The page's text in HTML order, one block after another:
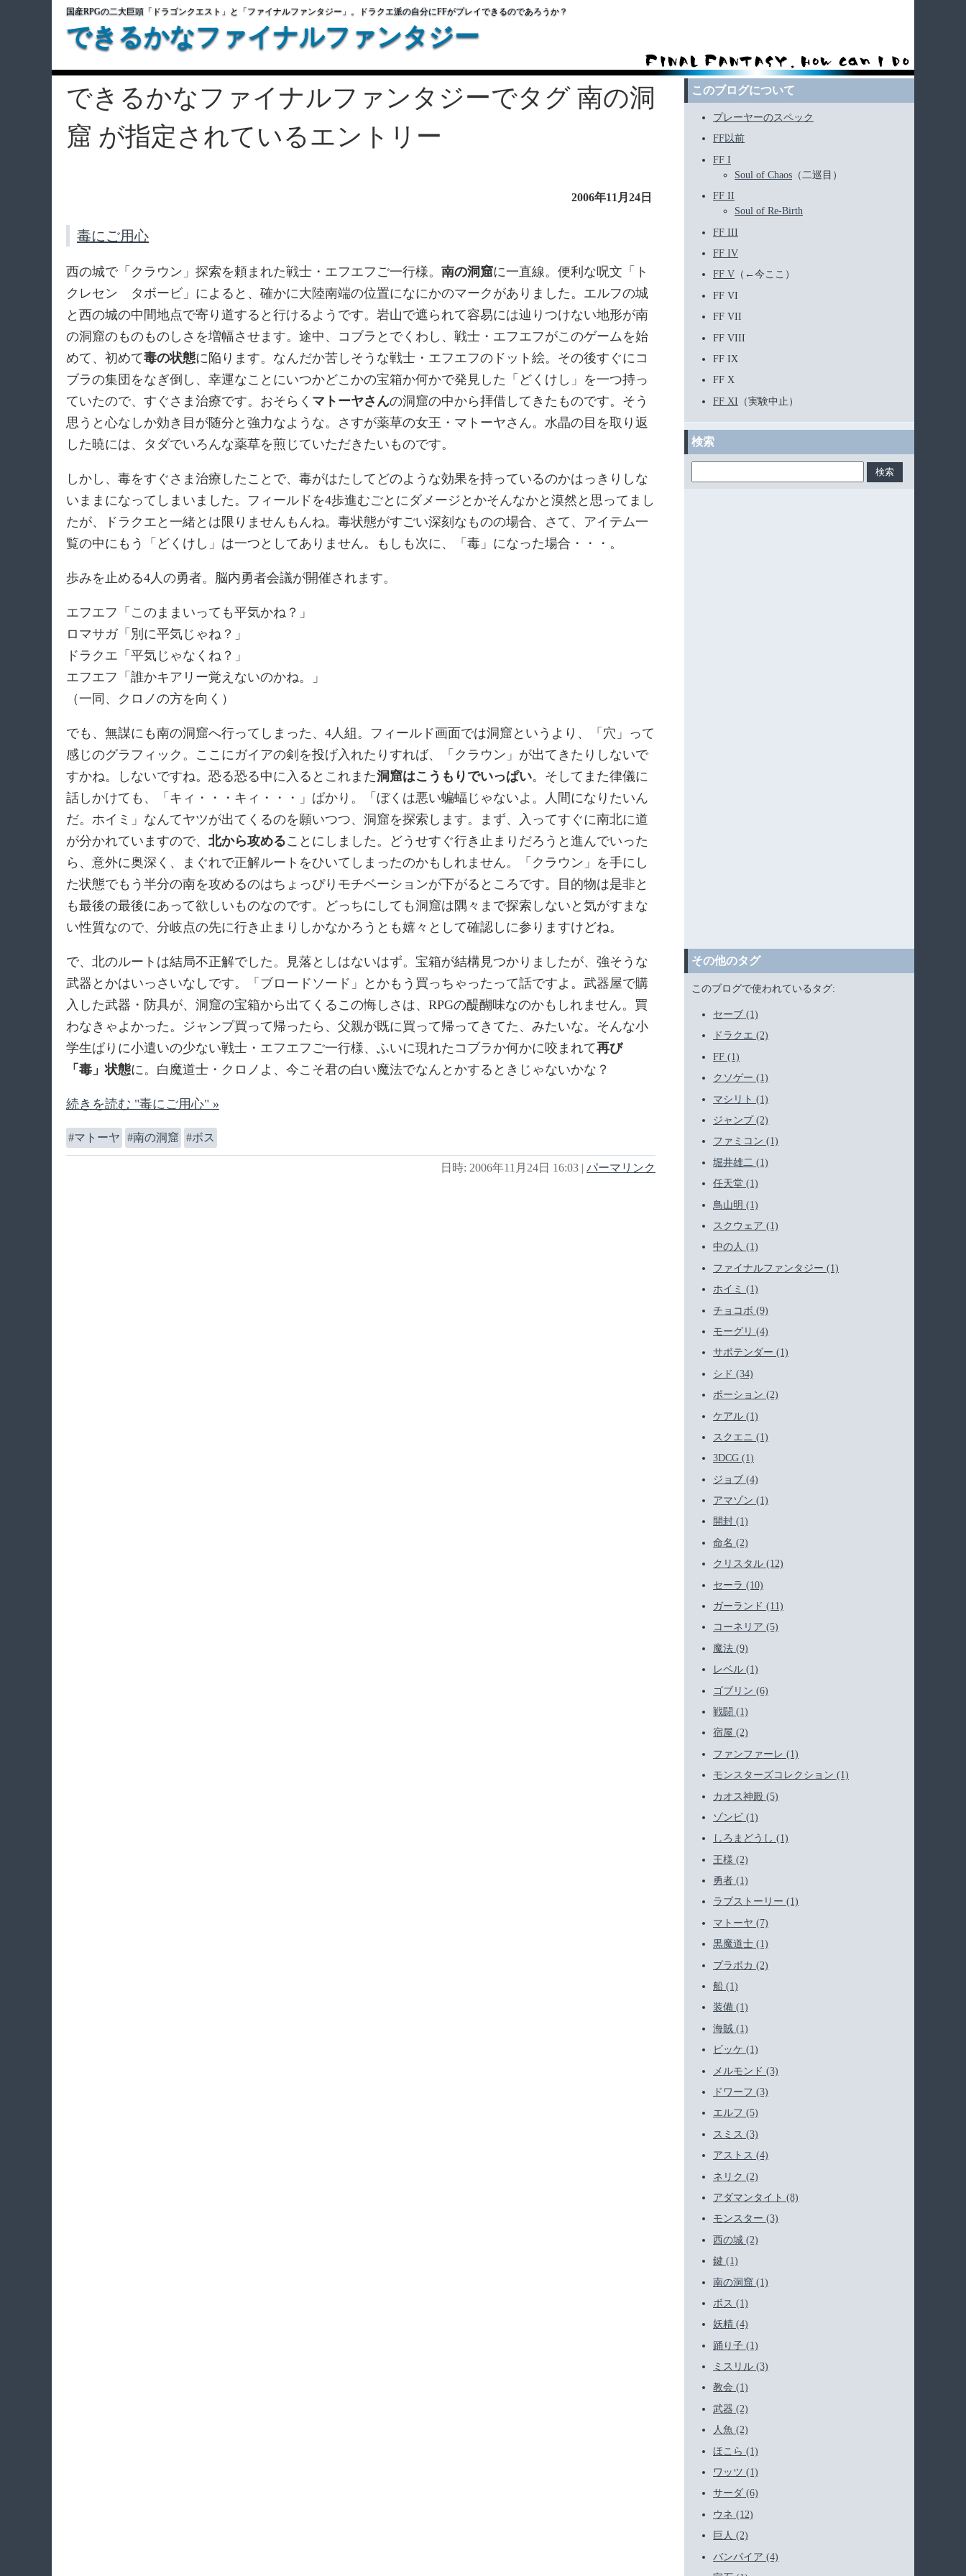
国産RPGの二大巨頭「ドラゴンクエスト」と「ファイナルファンタジー」。ドラクエ派の自分にFFがプレイできるのであろうか？
できるかなファイナルファンタジー
できるかなファイナルファンタジーでタグ 南の洞
窟 が指定されているエントリー
2006年11月24日
毒にご用心
西の城で「クラウン」探索を頼まれた戦士・エフエフご一行様。 南の洞窟に一直線。便利な呪文「ト
クレセン タボービ」によると、確かに大陸南端の位置になにかのマークがありました。エルフの城
と西の城の中間地点で寄り道すると行けるようです。岩山で遮られて容易には辿りつけない地形が南
の洞窟のものものしさを増幅させます。途中、コブラとでくわし、戦士・エフエフがこのゲームを始
めて、初めて毒の状態に陥ります。なんだか苦しそうな戦士・エフエフのドット絵。その後すぐにコ
ブラの集団をなぎ倒し、幸運なことにいつかどこかの宝箱か何かで発見した「どくけし」を一つ持っ
ていたので、すぐさま治療です。おそらく マトーヤさんの洞窟の中から拝借してきたものです。そう
思うと心なしか効き目が随分と強力なような。さすが薬草の女王・マトーヤさん。水晶の目を取り返
した暁には、タダでいろんな薬草を煎じていただきたいものです。
しかし、毒をすぐさま治療したことで、毒がはたしてどのような効果を持っているのかはっきりしな
いままになってしまいました。フィールドを4歩進むごとにダメージとかそんなかと漠然と思ってまし
たが、ドラクエと一緒とは限りませんもんね。毒状態がすごい深刻なものの場合、さて、アイテム一
覧の中にもう「どくけし」は一つとしてありません。もしも次に、「毒」になった場合・・・。
歩みを止める4人の勇者。脳内勇者会議が開催されます。
エフエフ「このままいっても平気かね？」
ロマサガ「別に平気じゃね？」
ドラクエ「平気じゃなくね？」
エフエフ「誰かキアリー覚えないのかね。」
（一同、クロノの方を向く）
でも、無謀にも南の洞窟へ行ってしまった、4人組。フィールド画面では洞窟というより、「穴」って
感じのグラフィック。ここにガイアの剣を投げ入れたりすれば、「クラウン」が出てきたりしないで
すかね。しないですね。恐る恐る中に入るとこれまた洞窟はこうもりでいっぱい。そしてまた律儀に
話しかけても、「キィ・・・キィ・・・」ばかり。「ぼくは悪い蝙蝠じゃないよ。人間になりたいん
だ。ホイミ」なんてヤツが出てくるのを願いつつ、洞窟を探索します。まず、入ってすぐに南北に道
が分かれていますので、 北から攻めることにしました。どうせすぐ行き止まりだろうと進んでいった
ら、意外に奥深く、まぐれで正解ルートをひいてしまったのかもしれません。「クラウン」を手にし
た状態でもう半分の南を攻めるのはちょっぴりモチベーションが下がるところです。目的物は是非と
も最後の最後にあって欲しいものなのです。どっちにしても洞窟は隅々まで探索しないと気がすまな
い性質なので、分岐点の先に行き止まりしかなかろうとも嬉々として確認しに参りますけどね。
で、北のルートは結局不正解でした。見落としはないはず。宝箱が結構見つかりましたが、強そうな
武器とかはいっさいなしです。「ブロードソード」とかもう買っちゃったって話ですよ。武器屋で購
入した武器・防具が、洞窟の宝箱から出てくるこの悔しさは、RPGの醍醐味なのかもしれません。買
わなきゃよかった。ジャンプ買って帰ったら、父親が既に買って帰ってきてた、みたいな。そんな小
学生ばりに小遣いの少ない戦士・エフエフご一行様、ふいに現れたコブラか何かに咬まれて再び
「毒」状態に。白魔道士・クロノよ、今こそ君の白い魔法でなんとかするときじゃないかな？
続きを読む "毒にご用心" »
マトーヤ 南の洞窟 ボス
日時: 2006年11月24日 16:03 | パーマリンク
このブログについて
プレーヤーのスペック
FF以前
FF I
Soul of Chaos （二巡目）
FF II
Soul of Re-Birth
FF III
FF IV
FF V （←今ここ）
FF VI
FF VII
FF VIII
FF IX
FF X
FF XI （実験中止）
検索
その他のタグ
このブログで使われているタグ:
セーブ (1)
ドラクエ (2)
FF (1)
クソゲー (1)
マシリト (1)
ジャンプ (2)
ファミコン (1)
堀井雄二 (1)
任天堂 (1)
鳥山明 (1)
スクウェア (1)
中の人 (1)
ファイナルファンタジー (1)
ホイミ (1)
チョコボ (9)
モーグリ (4)
サボテンダー (1)
シド (34)
ポーション (2)
ケアル (1)
スクエニ (1)
3DCG (1)
ジョブ (4)
アマゾン (1)
開封 (1)
命名 (2)
クリスタル (12)
セーラ (10)
ガーランド (11)
コーネリア (5)
魔法 (9)
レベル (1)
ゴブリン (6)
戦闘 (1)
宿屋 (2)
ファンファーレ (1)
モンスターズコレクション (1)
カオス神殿 (5)
ゾンビ (1)
しろまどうし (1)
王様 (2)
勇者 (1)
ラブストーリー (1)
マトーヤ (7)
黒魔道士 (1)
プラボカ (2)
船 (1)
装備 (1)
海賊 (1)
ビッケ (1)
メルモンド (3)
ドワーフ (3)
エルフ (5)
スミス (3)
アストス (4)
ネリク (2)
アダマンタイト (8)
モンスター (3)
西の城 (2)
鍵 (1)
南の洞窟 (1)
ボス (1)
妖精 (4)
踊り子 (1)
ミスリル (3)
教会 (1)
武器 (2)
人魚 (2)
ほこら (1)
ワッツ (1)
サーダ (6)
ウネ (12)
巨人 (2)
バンパイア (4)